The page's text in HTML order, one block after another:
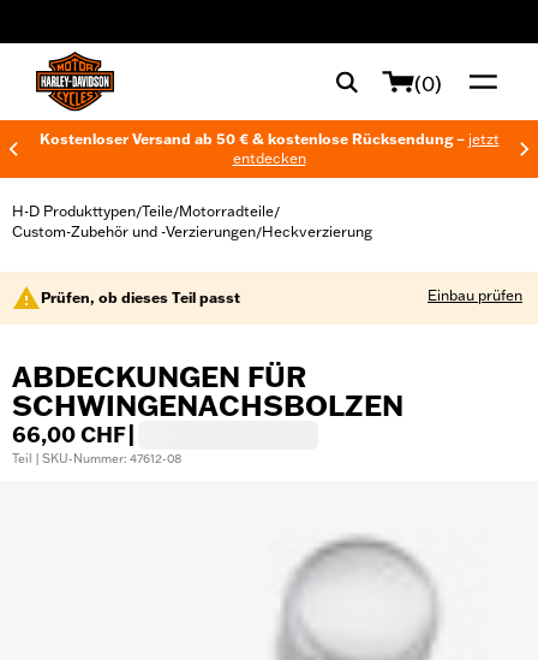
(0)
Kostenloser Versand ab 50 € & kostenlose Rücksendung – jetzt
entdecken
H-D Produkttypen/Teile/Motorradteile/
Custom-Zubehör und -Verzierungen/Heckverzierung
Prüfen, ob dieses Teil passt Einbau prüfen
ABDECKUNGEN FÜR
SCHWINGENACHSBOLZEN
66,00 CHF
Teil | SKU-Nummer: 47612-08